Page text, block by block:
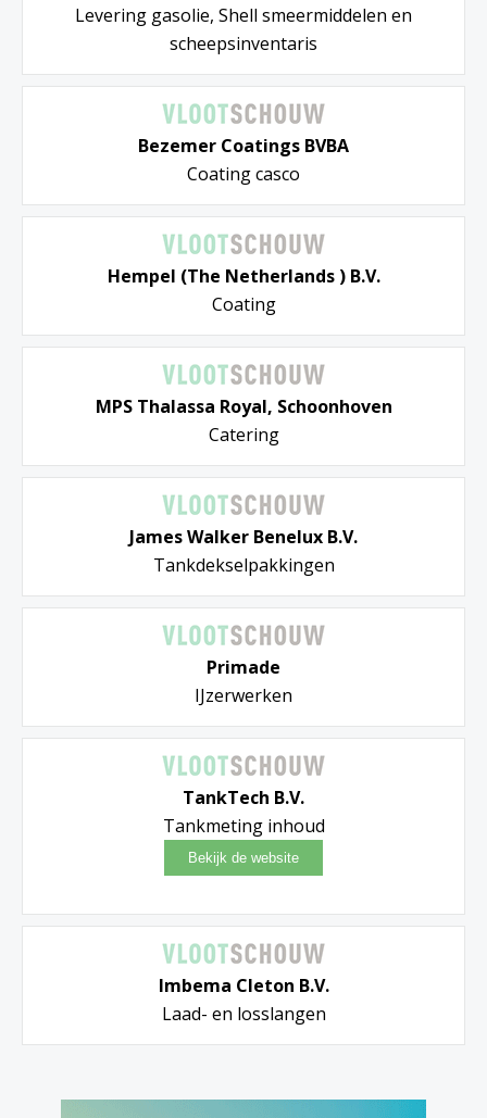
Levering gasolie, Shell smeermiddelen en
scheepsinventaris
Bezemer Coatings BVBA
Coating casco
Hempel (The Netherlands ) B.V.
Coating
MPS Thalassa Royal, Schoonhoven
Catering
James Walker Benelux B.V.
Tankdekselpakkingen
Primade
IJzerwerken
TankTech B.V.
Tankmeting inhoud
Imbema Cleton B.V.
Laad- en losslangen